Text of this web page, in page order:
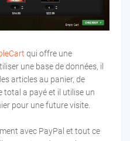
qui offre une
une base de données, il
articles au panier, de
total a payé et il utilise un
pour une future visite.
avec PayPal et tout ce